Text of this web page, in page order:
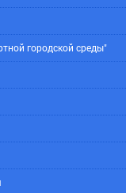
городской среды"